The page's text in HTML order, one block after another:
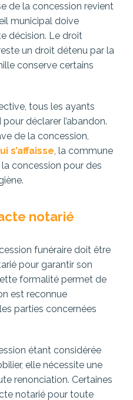
de la concession revient
municipal doive
décision. Le droit
un droit détenu par la
conserve certains
tous les ayants
déclarer l’abandon.
de la concession,
s’affaisse, la commune
concession pour des
notarié
funéraire doit être
pour garantir son
formalité permet de
est reconnue
parties concernées
étant considérée
elle nécessite une
renonciation. Certaines
notarié pour toute